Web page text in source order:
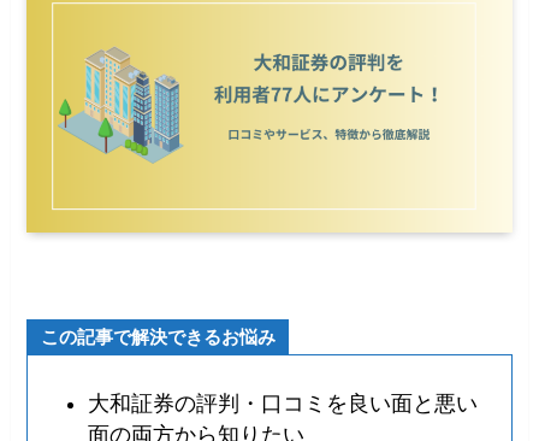
この記事で解決できるお悩み
大和証券の評判・口コミを良い面と悪い
面の両方から知りたい